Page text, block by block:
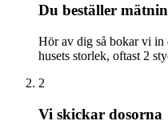
Du beställer
Hör av dig så bokar vi in
husets storlek, oftast 2
2
Vi skickar dosorna